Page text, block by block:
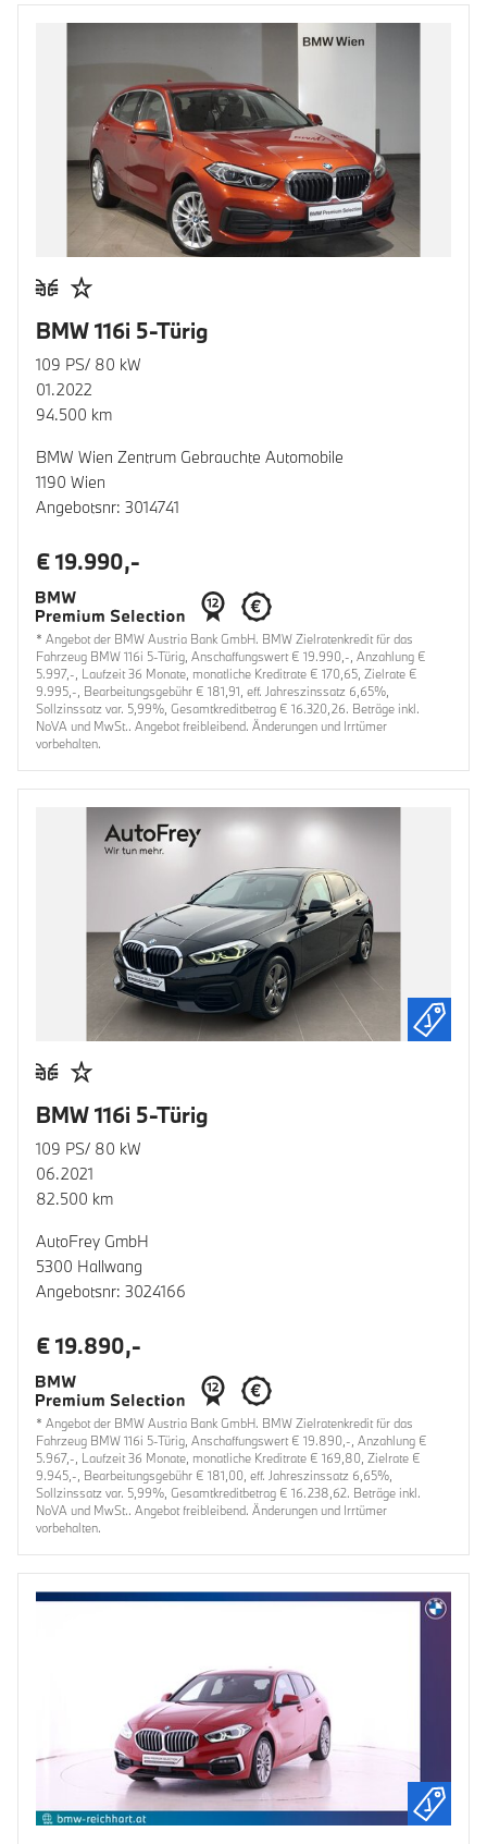
BMW 116i 5-Türig
109 PS/ 80 kW
01.2022
94.500 km
BMW Wien Zentrum Gebrauchte Automobile
1190 Wien
Angebotsnr: 3014741
€ 19.990,-
* Angebot der BMW Austria Bank GmbH. BMW Zielratenkredit für das
Fahrzeug BMW 116i 5-Türig, Anschaffungswert € 19.990,-, Anzahlung €
5.997,-, Laufzeit 36 Monate, monatliche Kreditrate € 170,65, Zielrate €
9.995,-, Bearbeitungsgebühr € 181,91, eff. Jahreszinssatz 6,65%,
Sollzinssatz var. 5,99%, Gesamtkreditbetrag € 16.320,26. Beträge inkl.
NoVA und MwSt.. Angebot freibleibend. Änderungen und Irrtümer
vorbehalten.
BMW 116i 5-Türig
109 PS/ 80 kW
06.2021
82.500 km
AutoFrey GmbH
5300 Hallwang
Angebotsnr: 3024166
€ 19.890,-
* Angebot der BMW Austria Bank GmbH. BMW Zielratenkredit für das
Fahrzeug BMW 116i 5-Türig, Anschaffungswert € 19.890,-, Anzahlung €
5.967,-, Laufzeit 36 Monate, monatliche Kreditrate € 169,80, Zielrate €
9.945,-, Bearbeitungsgebühr € 181,00, eff. Jahreszinssatz 6,65%,
Sollzinssatz var. 5,99%, Gesamtkreditbetrag € 16.238,62. Beträge inkl.
NoVA und MwSt.. Angebot freibleibend. Änderungen und Irrtümer
vorbehalten.